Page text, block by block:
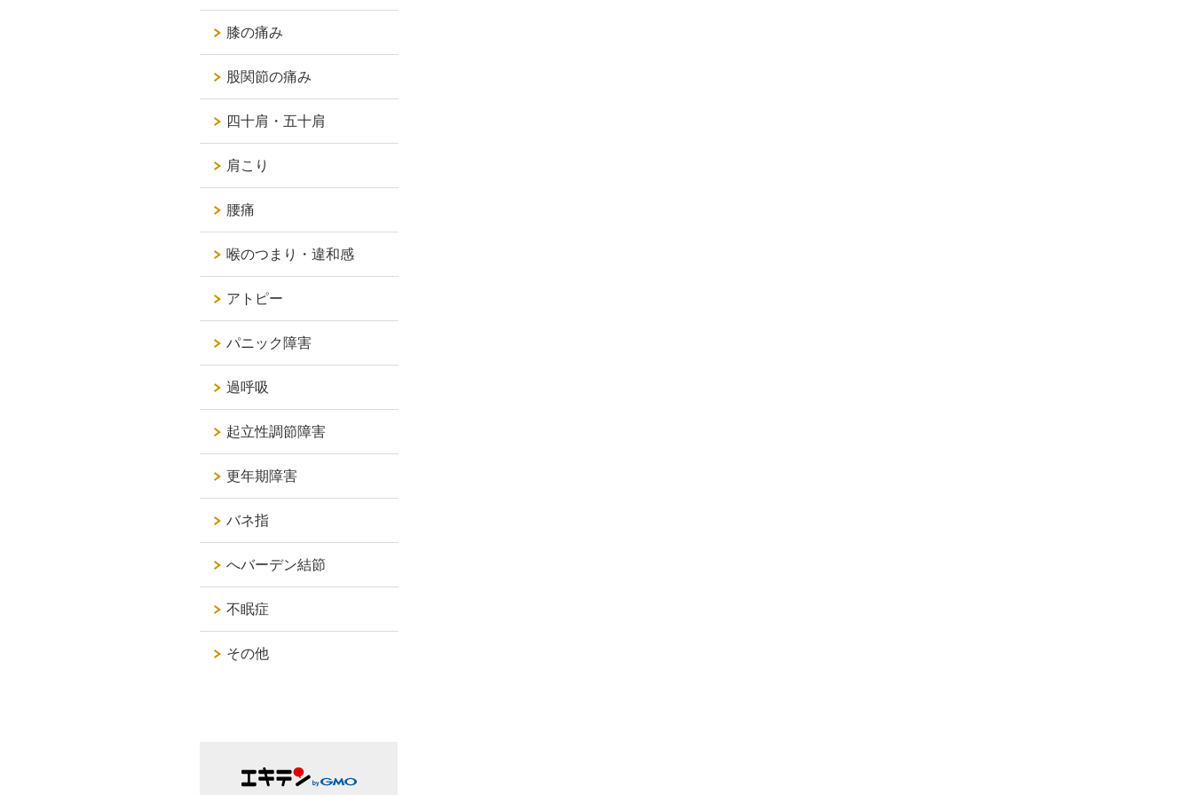
膝の痛み
股関節の痛み
四十肩・五十肩
肩こり
腰痛
喉のつまり・違和感
アトピー
パニック障害
過呼吸
起立性調節障害
更年期障害
バネ指
へバーデン結節
不眠症
その他